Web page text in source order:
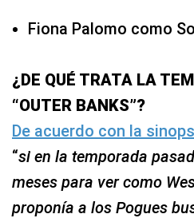
Fiona Palomo como
¿DE QUÉ TRATA LA
“OUTER BANKS”?
De acuerdo con la
“si en la temporada
meses para ver como
proponía a los Pogues